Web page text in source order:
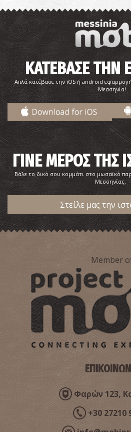
ΚΑΤΕΒΑΣΕ
Απλά κατέβασε την iOS ή android
Μεσσηνία!
ΓΙΝΕ ΜΕΡΟΣ ΤΗΣ
Βάλε το δικό σου κομμάτι στο μωσαϊκό
Μεσσηνίας.
Στείλε μας την
Member
Φαρών 123,
+30 27210